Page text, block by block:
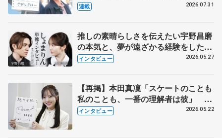
とは 影響あったPIW前キャプテン松
連載 2026.07.31
推しの素晴らしさを伝えたい宇野昌磨
の本気と、夢が遠ざかる経験をした本
田真凜の覚悟
インタビュー 2026.05.27
【再掲】本田真凜「スケートのことも
私のことも、一番の理解者は彼」 引
退時の単独インタビューで語った競技
インタビュー 2026.05.22